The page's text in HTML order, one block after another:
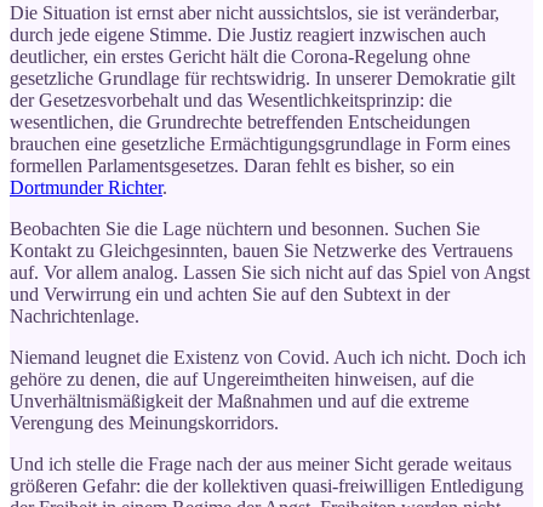
Die Situation ist ernst aber nicht aussichtslos, sie ist veränderbar,
durch jede eigene Stimme. Die Justiz reagiert inzwischen auch
deutlicher, ein erstes Gericht hält die Corona-Regelung ohne
gesetzliche Grundlage für rechtswidrig. In unserer Demokratie gilt
der Gesetzesvorbehalt und das Wesentlichkeitsprinzip: die
wesentlichen, die Grundrechte betreffenden Entscheidungen
brauchen eine gesetzliche Ermächtigungsgrundlage in Form eines
formellen Parlamentsgesetzes. Daran fehlt es bisher, so ein
Dortmunder Richter.
Beobachten Sie die Lage nüchtern und besonnen. Suchen Sie
Kontakt zu Gleichgesinnten, bauen Sie Netzwerke des Vertrauens
auf. Vor allem analog. Lassen Sie sich nicht auf das Spiel von Angst
und Verwirrung ein und achten Sie auf den Subtext in der
Nachrichtenlage.
Niemand leugnet die Existenz von Covid. Auch ich nicht. Doch ich
gehöre zu denen, die auf Ungereimtheiten hinweisen, auf die
Unverhältnismäßigkeit der Maßnahmen und auf die extreme
Verengung des Meinungskorridors.
Und ich stelle die Frage nach der aus meiner Sicht gerade weitaus
größeren Gefahr: die der kollektiven quasi-freiwilligen Entledigung